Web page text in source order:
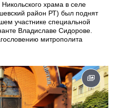
храма в селе
район РТ) был поднят
участнике специальной
Владиславе Сидорове.
митрополита